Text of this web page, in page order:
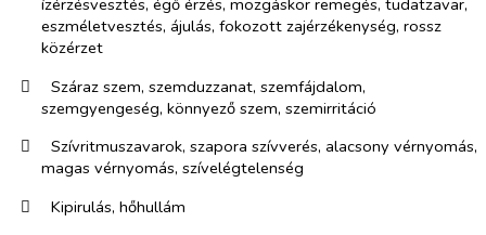
ízérzésvesztés, égő érzés, mozgáskor remegés, tudatzavar,
eszméletvesztés, ájulás, fokozott zajérzékenység, rossz
közérzet
​
Száraz szem, szemduzzanat, szemfájdalom,
szemgyengeség, könnyező szem, szemirritáció
​
Szívritmuszavarok, szapora szívverés, alacsony vérnyomás,
magas vérnyomás, szívelégtelenség
​
Kipirulás, hőhullám